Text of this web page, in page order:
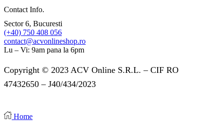
Contact Info.
Sector 6, Bucuresti
(+40) 750 408 056
contact@acvonlineshop.ro
Lu – Vi: 9am pana la 6pm
Copyright © 2023 ACV Online S.R.L. – CIF RO
47432650 – J40/434/2023
Home